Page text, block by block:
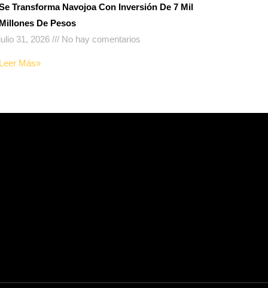
Transforma Navojoa Con Inversión De 7 Mil
De Pesos
31, 2026
No hay comentarios
Más»